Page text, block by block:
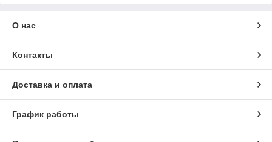
О нас
Контакты
Доставка и оплата
График работы